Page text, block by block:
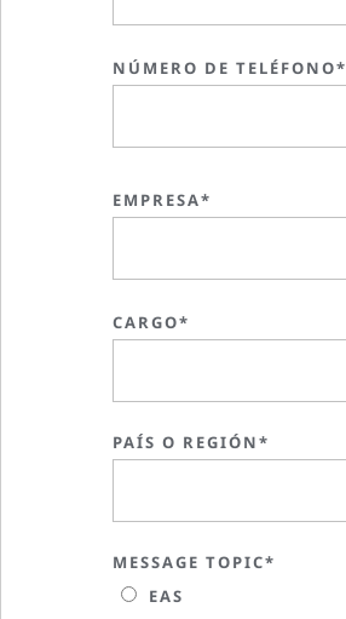
NÚMERO DE TELÉFONO*
EMPRESA*
CARGO*
PAÍS O REGIÓN*
MESSAGE TOPIC*
EAS